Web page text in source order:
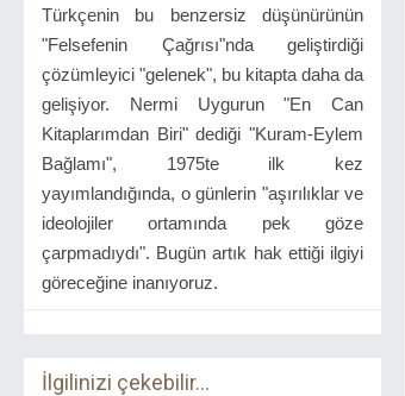
Türkçenin bu benzersiz düşünürünün
"Felsefenin Çağrısı"nda geliştirdiği
çözümleyici "gelenek", bu kitapta daha da
gelişiyor. Nermi Uygurun "En Can
Kitaplarımdan Biri" dediği "Kuram-Eylem
Bağlamı", 1975te ilk kez
yayımlandığında, o günlerin "aşırılıklar ve
ideolojiler ortamında pek göze
çarpmadıydı". Bugün artık hak ettiği ilgiyi
göreceğine inanıyoruz.
İlgilinizi çekebilir...